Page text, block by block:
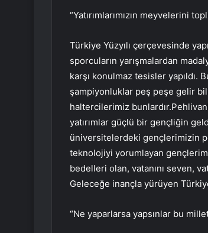
“Yatırımlarımızın meyvelerini
Türkiye Yüzyılı çerçevesinde
sporcuların yarışmalardan
karşı konulmaz tesisler yapıldı.
şampiyonluklar peş peşe gelir
haltercilerimiz
yatırımlar güçlü bir gençliğin
üniversitelerdeki gençlerimizin
teknolojiyi yorumlayan
bedelleri olan, vatanını seven,
Geleceğe inançla yürüyen
“Ne yaparlarsa yapsınlar bu